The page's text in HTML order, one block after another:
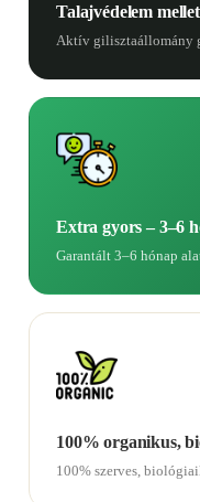
Talajvédelem
Aktív gilisztaállomány
Extra gyors – 3–6
Garantált 3–6 hónap
100% organikus,
100% szerves,